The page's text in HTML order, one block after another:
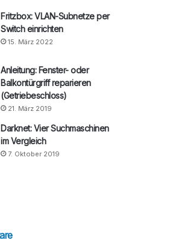
Fritzbox: VLAN-Subnetze per
Switch einrichten
15. März 2022
Anleitung: Fenster- oder
Balkontürgriff reparieren
(Getriebeschloss)
21. März 2019
Darknet: Vier Suchmaschinen
im Vergleich
7. Oktober 2019